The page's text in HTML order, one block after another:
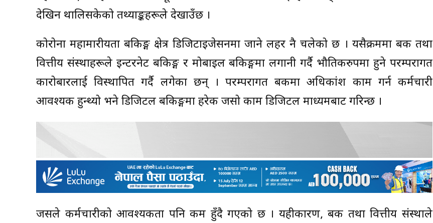
देखिन थालिसकेको तथ्याङ्कहरूले देखाउँछ ।
कोरोना महामारीयता बैंकिङ्ग क्षेत्र डिजिटाइजेसनमा जाने लहर नै चलेको छ । यसैक्रममा बैंक तथा
वित्तीय संस्थाहरूले इन्टरनेट बैंकिङ्ग र मोबाइल बैंकिङ्गमा लगानी गर्दै भौतिकरुपमा हुने परम्परागत
कारोबारलाई विस्थापित गर्दै लगेका छन् । परम्परागत बैंकमा अधिकांश काम गर्न कर्मचारी
आवश्यक हुन्थ्यो भने डिजिटल बैंकिङ्गमा हरेक जसो काम डिजिटल माध्यमबाट गरिन्छ ।
जसले कर्मचारीको आवश्यकता पनि कम हुँदै गएको छ । यहीकारण, बैंक तथा वित्तीय संस्थाले